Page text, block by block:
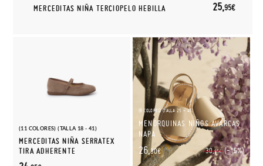
MERCEDITAS NIÑA TERCIOPELO HEBILLA 25,95€
(11 COLORES) (TALLA 18 - 41)
MERCEDITAS NIÑA SERRATEX
TIRA ADHERENTE
(9 COLORES) (TALLA 25 - 45)
MENORQUINAS NIÑOS AVARCAS
NAPA
30,95€ (-15%)
26,30€